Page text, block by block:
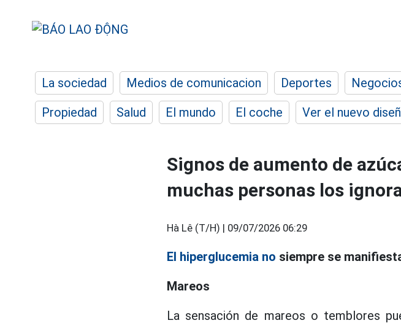
La sociedad Medios de comunicacion Deportes
Propiedad
Salud El mundo El coche Ver el nuevo
Signos de aumento de
muchas personas los
Hà Lê (T/H) | 09/07/2026 06:29
El hiperglucemia no siempre se
Mareos
La sensación de mareos o temblores